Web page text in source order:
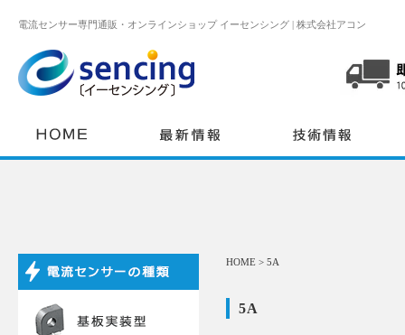
電流センサー専門通販・オンラインショップ イーセンシング | 株式会社アコン
HOME > 5A
5A